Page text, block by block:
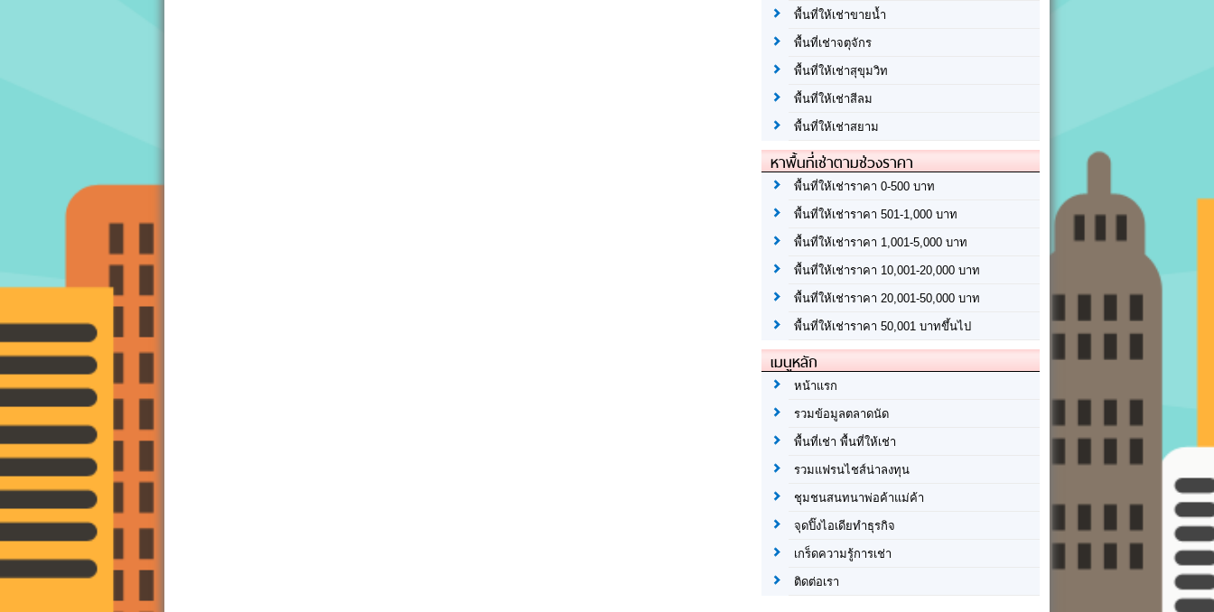
พื้นที่ให้เช่าขายน้ำ
พื้นที่เช่าจตุจักร
พื้นที่ให้เช่าสุขุมวิท
พื้นที่ให้เช่าสีลม
พื้นที่ให้เช่าสยาม
หาพื้นที่เช่าตามช่วงราคา
พื้นที่ให้เช่าราคา 0-500 บาท
พื้นที่ให้เช่าราคา 501-1,000 บาท
พื้นที่ให้เช่าราคา 1,001-5,000 บาท
พื้นที่ให้เช่าราคา 10,001-20,000 บาท
พื้นที่ให้เช่าราคา 20,001-50,000 บาท
พื้นที่ให้เช่าราคา 50,001 บาทขึ้นไป
เมนูหลัก
หน้าแรก
รวมข้อมูลตลาดนัด
พื้นที่เช่า พื้นที่ให้เช่า
รวมแฟรนไชส์น่าลงทุน
ชุมชนสนทนาพ่อค้าแม่ค้า
จุดปิ๊งไอเดียทำธุรกิจ
เกร็ดความรู้การเช่า
ติดต่อเรา